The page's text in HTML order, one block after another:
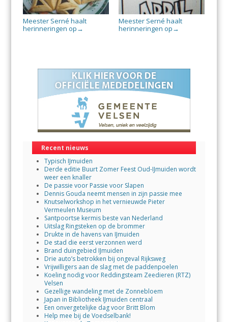
Meester Serné haalt
herinneringen op →
Meester Serné haalt
herinneringen op →
Recent nieuws
Typisch IJmuiden
Derde editie Buurt Zomer Feest Oud-IJmuiden wordt
weer een knaller
De passie voor Passie voor Slapen
Dennis Gouda neemt mensen in zijn passie mee
Knutselworkshop in het vernieuwde Pieter
Vermeulen Museum
Santpoortse kermis beste van Nederland
Uitslag Ringsteken op de brommer
Drukte in de havens van IJmuiden
De stad die eerst verzonnen werd
Brand duingebied IJmuiden
Drie auto’s betrokken bij ongeval Rijksweg
Vrijwilligers aan de slag met de paddenpoelen
Koeling nodig voor Reddingsteam Zeedieren (RTZ)
Velsen
Gezellige wandeling met de Zonnebloem
Japan in Bibliotheek IJmuiden centraal
Een onvergetelijke dag voor Britt Blom
Help mee bij de Voedselbank!